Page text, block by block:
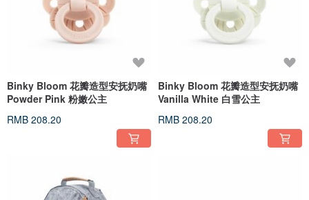
Binky Bloom 花瓣造型安抚奶嘴
Powder Pink 粉嫩公主
RMB 208.20
Binky Bloom 花瓣造型安抚奶嘴
Vanilla White 白雪公主
RMB 208.20